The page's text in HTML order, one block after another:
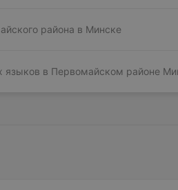
района в Минске
языков в Первомайском районе